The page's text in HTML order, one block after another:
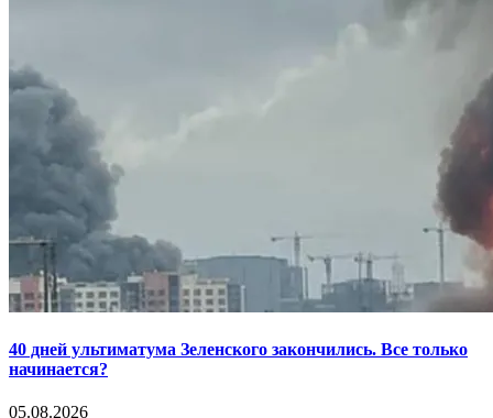
40 дней ультиматума Зеленского закончились. Все только
начинается?
05.08.2026